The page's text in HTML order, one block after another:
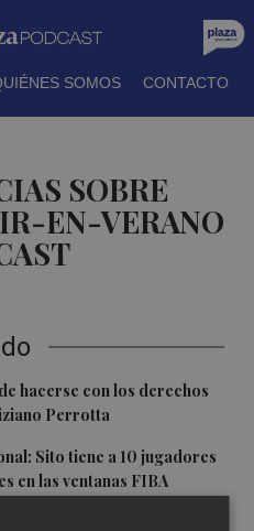
SOMOS CONTACTO
SOBRE
EN-VERANO
hacerse con los derechos
Perrotta
Sito tiene a 10 jugadores
en las ventanas FIBA